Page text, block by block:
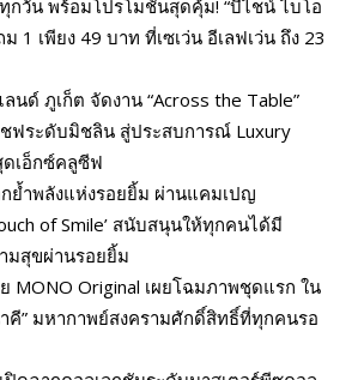
กวัน พร้อมโปรโมชั่นสุดคุ้ม! “บีไชน์ ไบโอ
1 เพียง 49 บาท ที่เซเว่น อีเลฟเว่น ถึง 23
นด์ ภูเก็ต จัดงาน “Across the Table”
ฟระดับมิชลิน สู่ประสบการณ์ Luxury
ดเอ็กซ์คลูซีฟ
ย้ำพลังแห่งรอยยิ้ม ผ่านแคมเปญ
of Smile’ สนับสนุนให้ทุกคนได้มี
มสุขผ่านรอยยิ้ม
MONO Original เผยโฉมภาพชุดแรก ใน
คี” มหากาพย์สงครามศักดิ์สิทธิ์ที่ทุกคนรอ